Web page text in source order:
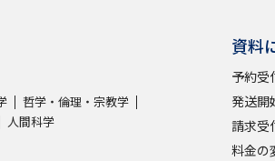
学科特集
国際・グローバルに強い大学
集
デジタ
スタート号特集ページ（高3生用）
集ページ（高2生用）
哲学・倫理・宗教学
人間科学
資料
予約受
発送開
請求受
料金の